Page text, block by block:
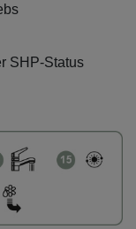
SHP-Status